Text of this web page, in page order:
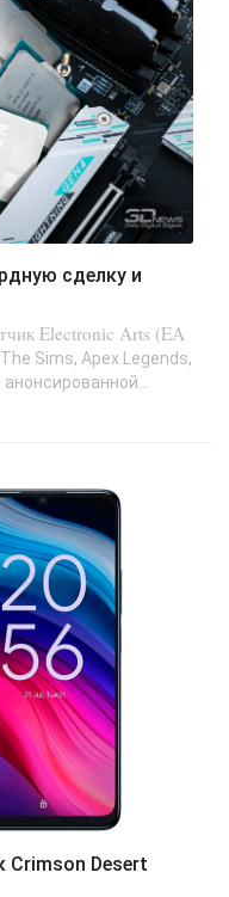
Electronic Arts (EA
Sims, Apex Legends,